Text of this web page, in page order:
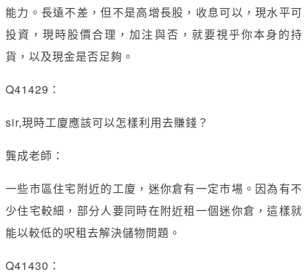
能力。長遠不差，但不是高增長股，收息可以，現水平可
投資，現時股價合理，加注與否，就要視乎你本身的持
貨，以及現金是否足夠。
Q41429：
sir,現時工廈應該可以怎樣利用去賺錢？
龔成老師：
一些市區住宅附近的工廈，迷你倉有一定市場。因為有不
少住宅較細，部分人要同時在附近租一個迷你倉，這樣就
能以較低的呎租去解決儲物問題。
Q41430：